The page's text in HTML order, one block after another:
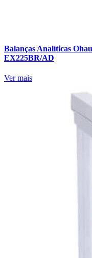
Balanças Analíticas
EX225BR/AD
Ver mais